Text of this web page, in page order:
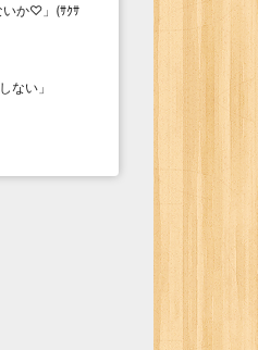
いか♡」(ｻｸｻ
ない 」